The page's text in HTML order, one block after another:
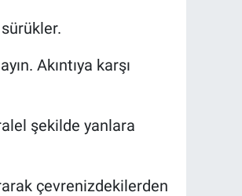
Akıntıya karşı
şekilde yanlara
çevrenizdekilerden